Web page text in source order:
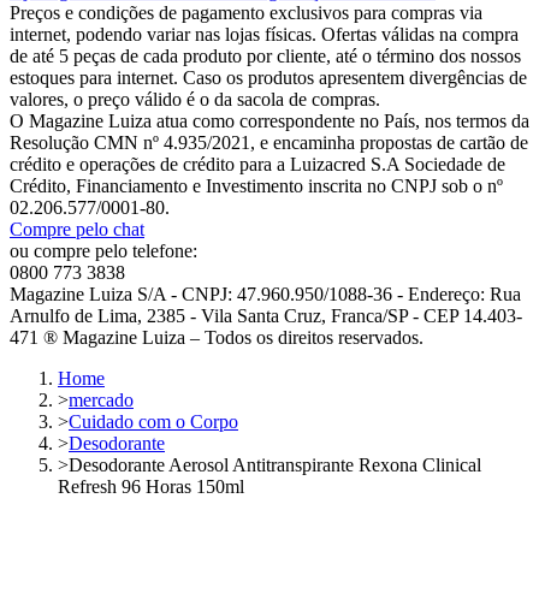
Preços e condições de pagamento exclusivos para compras via
internet, podendo variar nas lojas físicas. Ofertas válidas na compra
de até 5 peças de cada produto por cliente, até o término dos nossos
estoques para internet. Caso os produtos apresentem divergências de
valores, o preço válido é o da sacola de compras.
O Magazine Luiza atua como correspondente no País, nos termos da
Resolução CMN nº 4.935/2021, e encaminha propostas de cartão de
crédito e operações de crédito para a Luizacred S.A Sociedade de
Crédito, Financiamento e Investimento inscrita no CNPJ sob o nº
02.206.577/0001-80.
Compre pelo chat
ou compre pelo telefone:
0800 773 3838
Magazine Luiza S/A - CNPJ: 47.960.950/1088-36 - Endereço: Rua
Arnulfo de Lima, 2385 - Vila Santa Cruz, Franca/SP - CEP 14.403-
471 ® Magazine Luiza – Todos os direitos reservados.
Home
>mercado
>Cuidado com o Corpo
>Desodorante
>Desodorante Aerosol Antitranspirante Rexona Clinical
Refresh 96 Horas 150ml